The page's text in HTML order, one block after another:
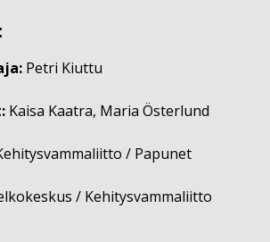
Petri Kiuttu
Kaisa Kaatra, Maria Österlund
/ Papunet
/ Kehitysvammaliitto